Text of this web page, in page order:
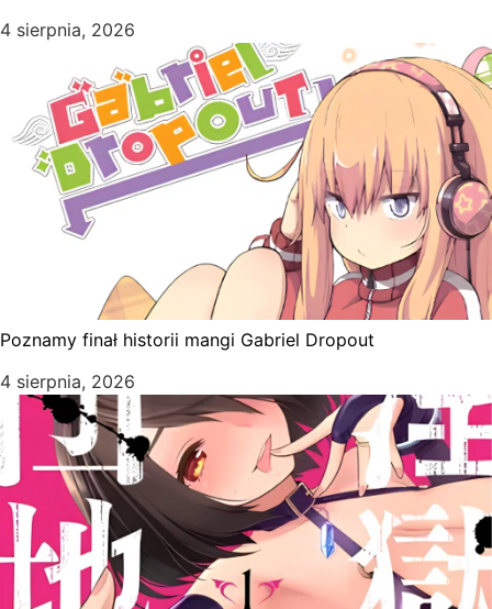
4 sierpnia, 2026
Poznamy finał historii mangi Gabriel Dropout
4 sierpnia, 2026